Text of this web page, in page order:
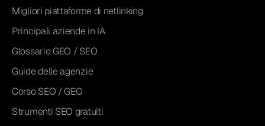
Migliori piattaforme di netlinking
Principali aziende in IA
Glossario GEO / SEO
Guide delle agenzie
Corso SEO / GEO
Strumenti SEO gratuiti